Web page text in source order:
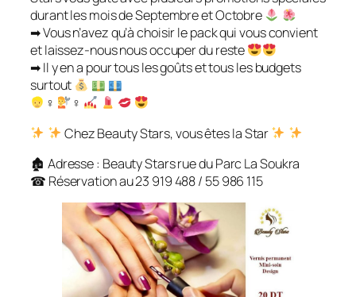
durant les mois de Septembre et Octobre
➡ Vous n’avez qu’à choisir le pack qui vous convient
et laissez-nous nous occuper du reste
➡ Il y en a pour tous les goûts et tous les budgets
surtout
‍♀
‍♀
Chez Beauty Stars, vous êtes la Star
🏚 Adresse : Beauty Stars rue du Parc La Soukra
☎ Réservation au 23 919 488 / 55 986 115